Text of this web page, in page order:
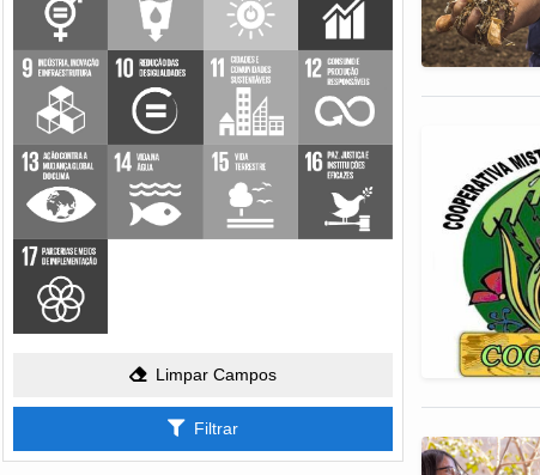
Limpar Campos
Filtrar